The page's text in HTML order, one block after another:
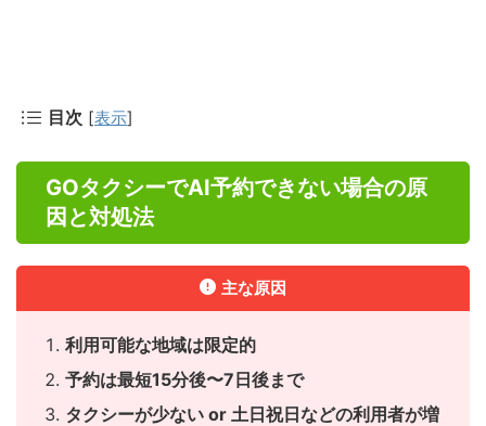
目次 [表示]
GOタクシーでAI予約できない場合の原
因と対処法
主な原因
利用可能な地域は限定的
予約は最短15分後〜7日後まで
タクシーが少ない or 土日祝日などの利用者が増